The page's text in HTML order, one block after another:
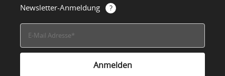
Newsletter-Anmeldung